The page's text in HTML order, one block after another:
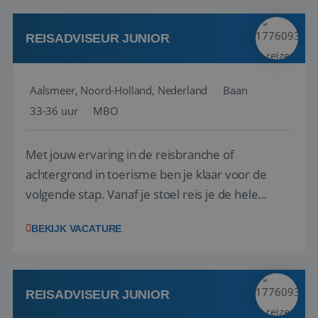
werken: of het nu gaat om vragen ...
REISADVISEUR JUNIOR
Aalsmeer, Noord-Holland, Nederland
Baan
33-36 uur
MBO
Met jouw ervaring in de reisbranche of
achtergrond in toerisme ben je klaar voor de
volgende stap. Vanaf je stoel reis je de hele
wensen van je team, je klant en wat er in de
klanten te overtuigen om die droomreis te
boeken! ...
BEKIJK VACATURE
REISADVISEUR JUNIOR